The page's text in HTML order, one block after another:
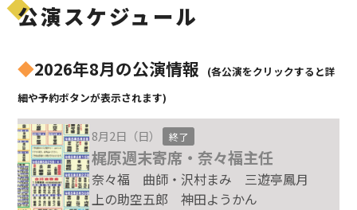
公演スケジュール
◆2026年8月の公演情報
(各公演をクリックすると詳
細や予約ボタンが表示されます)
8月2日（日） 終了
梶原週末寄席・奈々福主任
奈々福 曲師・沢村まみ 三遊亭鳳月
上の助空五郎 神田ようかん